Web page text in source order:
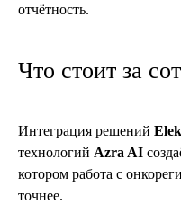
отчётность.
Что стоит за
Интеграция решений
технологий Azra AI
котором работа с
точнее.